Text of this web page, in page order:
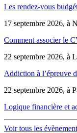
Les rendez-vous
17 septembre 2026, à
Comment associer le
22 septembre 2026, à
Addiction à l’épreuve
22 septembre 2026, à
Logique financière et
Voir tous les